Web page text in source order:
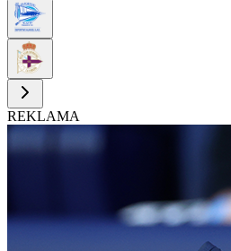
REKLAMA